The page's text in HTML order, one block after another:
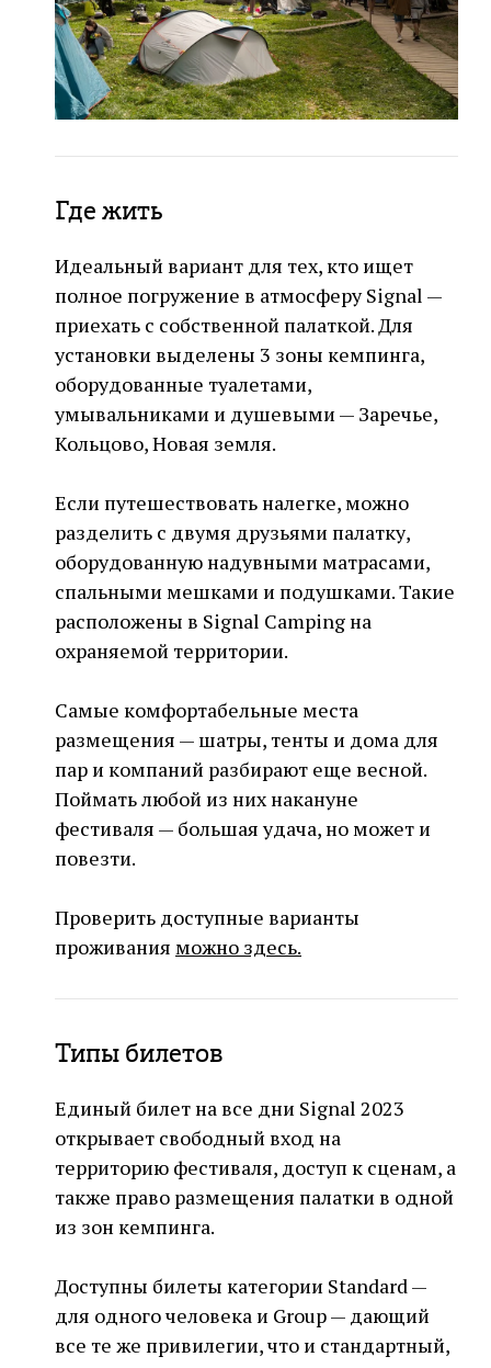
Где жить
Идеальный вариант для тех, кто ищет
полное погружение в атмосферу Signal —
приехать с собственной палаткой. Для
установки выделены 3 зоны кемпинга,
оборудованные туалетами,
умывальниками и душевыми — Заречье,
Кольцово, Новая земля.
Если путешествовать налегке, можно
разделить с двумя друзьями палатку,
оборудованную надувными матрасами,
спальными мешками и подушками. Такие
расположены в Signal Camping на
охраняемой территории.
Самые комфортабельные места
размещения — шатры, тенты и дома для
пар и компаний разбирают еще весной.
Поймать любой из них накануне
фестиваля — большая удача, но может и
повезти.
Проверить доступные варианты
проживания можно здесь.
Типы билетов
Единый билет на все дни Signal 2023
открывает свободный вход на
территорию фестиваля, доступ к сценам, а
также право размещения палатки в одной
из зон кемпинга.
Доступны билеты категории Standard —
для одного человека и Group — дающий
все те же привилегии, что и стандартный,